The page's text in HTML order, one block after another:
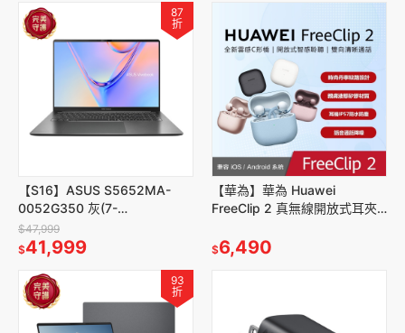
87
折
【S16】ASUS S5652MA-
0052G350 灰(7-
350/16/16G/512G/W11)
$47,999
$41,999
【華為】華為 Huawei
FreeClip 2 真無線開放式耳夾
$6,490
93
折